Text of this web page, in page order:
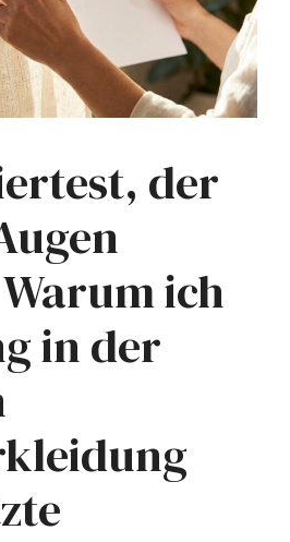
der
ich
in der